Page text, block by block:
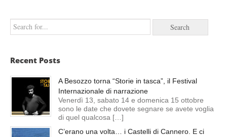
Recent Posts
A Besozzo torna “Storie in tasca”, il Festival
Internazionale di narrazione
Venerdì 13, sabato 14 e domenica 15 ottobre
sono le date che dovete segnare se avete voglia
di quel qualcosa […]
C’erano una volta… i Castelli di Cannero. E ci